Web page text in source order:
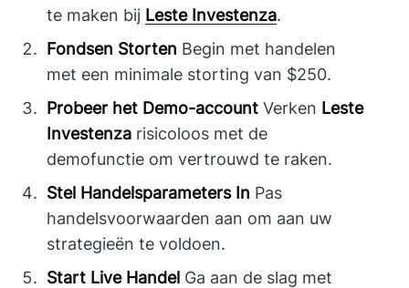
te maken bij Leste Investenza.
Fondsen Storten Begin met handelen
met een minimale storting van $250.
Probeer het Demo-account Verken Leste
Investenza risicoloos met de
demofunctie om vertrouwd te raken.
Stel Handelsparameters In Pas
handelsvoorwaarden aan om aan uw
strategieën te voldoen.
Start Live Handel Ga aan de slag met